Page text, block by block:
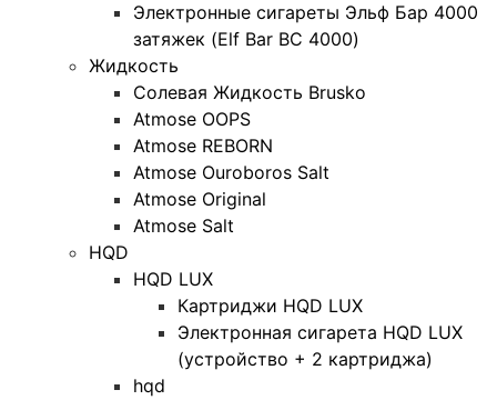
Электронные сигареты Эльф Бар 4000
затяжек (Elf Bar BC 4000)
Жидкость
Солевая Жидкость Brusko
Atmose OOPS
Atmose REBORN
Atmose Ouroboros Salt
Atmose Original
Atmose Salt
HQD
HQD LUX
Картриджи HQD LUX
Электронная сигарета HQD LUX
(устройство + 2 картриджа)
hqd